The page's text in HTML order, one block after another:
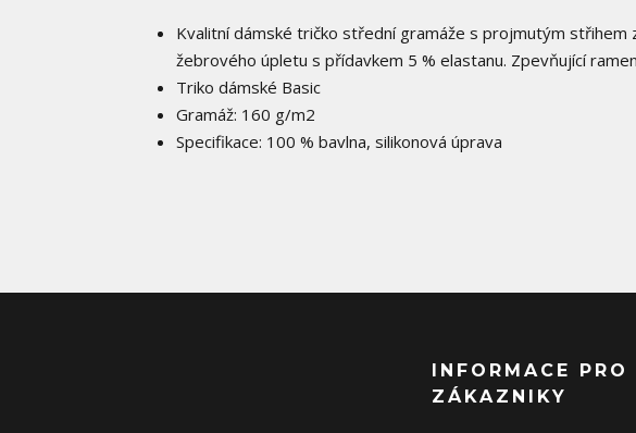
Kvalitní dámské tričko střední gramáže s projmutým střihem
žebrového úpletu s přídavkem 5 % elastanu. Zpevňující
Triko dámské Basic
Gramáž: 160 g/m2
Specifikace: 100 % bavlna, silikonová úprava
INFORMACE PRO
ZÁKAZNIKY